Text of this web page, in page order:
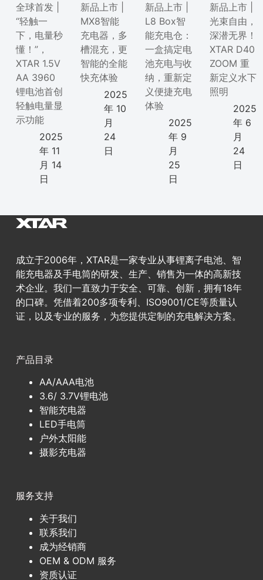
全球首发 |
“轻触一
下，电量秒
懂！”，
XTAR 1.5V
AA 3960
锂电池首创
轻触电量显
示功能
2025
年 11
月 14
日
新品上市 |
MX8智能
充电器，多
槽混充，更
智能的全能
快充体验
2025
年 10
月
24
日
新品上市 |
L8 Box智
能充电仓：
一盒搞定电
池充电与收
纳，重新定
义便捷充电
体验
2025
年 9
月
25
日
新品上市 |
光束自由，
深潜无界！
XTAR D40
ZOOM 重
新定义水下
照明
2025
年 6
月
24
日
成立于2006年，XTAR是一家专业从事锂离子电池、智
能充电器及手电筒的研发、生产、销售为一体的高新技
术企业。我们一直致力于安全、可靠、创新，拥有18年
的口碑。凭借着200多项专利、ISO9001/CE等质量认
证，以及专业的服务，为您提供定制的充电解决方案。
产品目录
AA/AAA电池
3.6/ 3.7V锂电池
智能充电器
LED手电筒
户外太阳能
摄影充电器
服务支持
关于我们
联系我们
成为经销商
OEM & ODM 服务
资质认证